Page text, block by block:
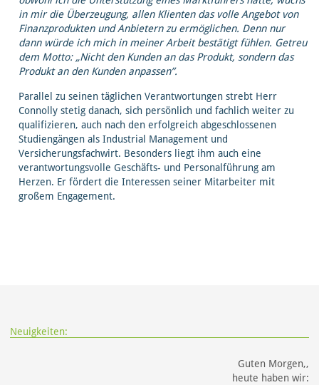
in mir die Überzeugung, allen Klienten das volle Angebot von
Finanzprodukten und Anbietern zu ermöglichen. Denn nur
dann würde ich mich in meiner Arbeit bestätigt fühlen. Getreu
dem Motto: „Nicht den Kunden an das Produkt, sondern das
Produkt an den Kunden anpassen”.
Parallel zu seinen täglichen Verantwortungen strebt Herr
Connolly stetig danach, sich persönlich und fachlich weiter zu
qualifizieren, auch nach den erfolgreich abgeschlossenen
Studiengängen als Industrial Management und
Versicherungsfachwirt. Besonders liegt ihm auch eine
verantwortungsvolle Geschäfts- und Personalführung am
Herzen. Er fördert die Interessen seiner Mitarbeiter mit
großem Engagement.
Neuigkeiten:
Guten Morgen,,
heute haben wir: